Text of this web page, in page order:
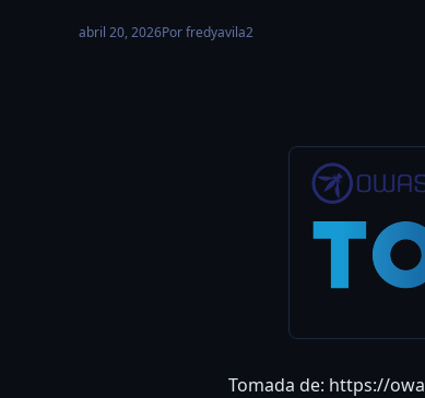
abril 20, 2026Por fredyavila2
Tomada de: https://